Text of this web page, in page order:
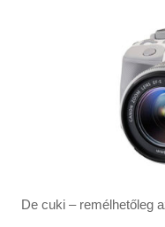
De cuki – remélhetőleg